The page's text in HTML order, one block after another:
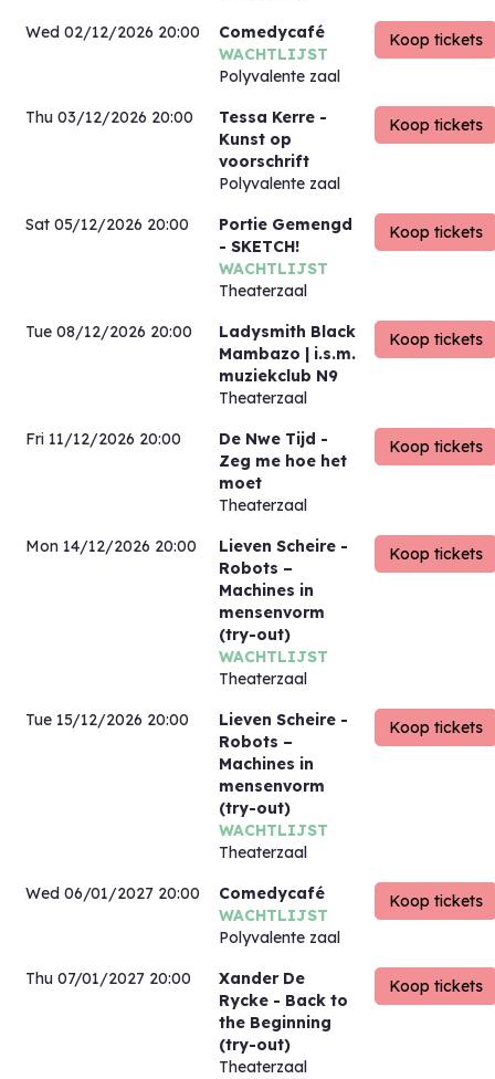
Wed 02/12/2026 20:00
Comedycafé
WACHTLIJST
Polyvalente zaal
Thu 03/12/2026 20:00 Tessa Kerre -
Kunst op
voorschrift
Polyvalente zaal
Sat 05/12/2026 20:00
Portie Gemengd
- SKETCH!
WACHTLIJST
Theaterzaal
Tue 08/12/2026 20:00
Ladysmith Black
Mambazo | i.s.m.
muziekclub N9
Theaterzaal
Fri 11/12/2026 20:00 De Nwe Tijd -
Zeg me hoe het
moet
Theaterzaal
Mon 14/12/2026 20:00 Lieven Scheire -
Robots –
Machines in
mensenvorm
(try-out)
WACHTLIJST
Theaterzaal
Tue 15/12/2026 20:00 Lieven Scheire -
Robots –
Machines in
mensenvorm
(try-out)
WACHTLIJST
Theaterzaal
Wed 06/01/2027 20:00
Comedycafé
WACHTLIJST
Polyvalente zaal
Thu 07/01/2027 20:00
Xander De
Rycke - Back to
the Beginning
(try-out)
Theaterzaal